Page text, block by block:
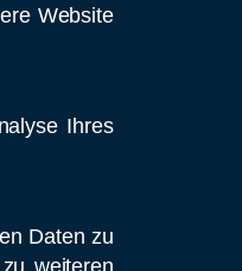
Website
Ihres
Daten zu